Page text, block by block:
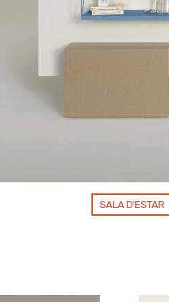
SALA D'ESTAR